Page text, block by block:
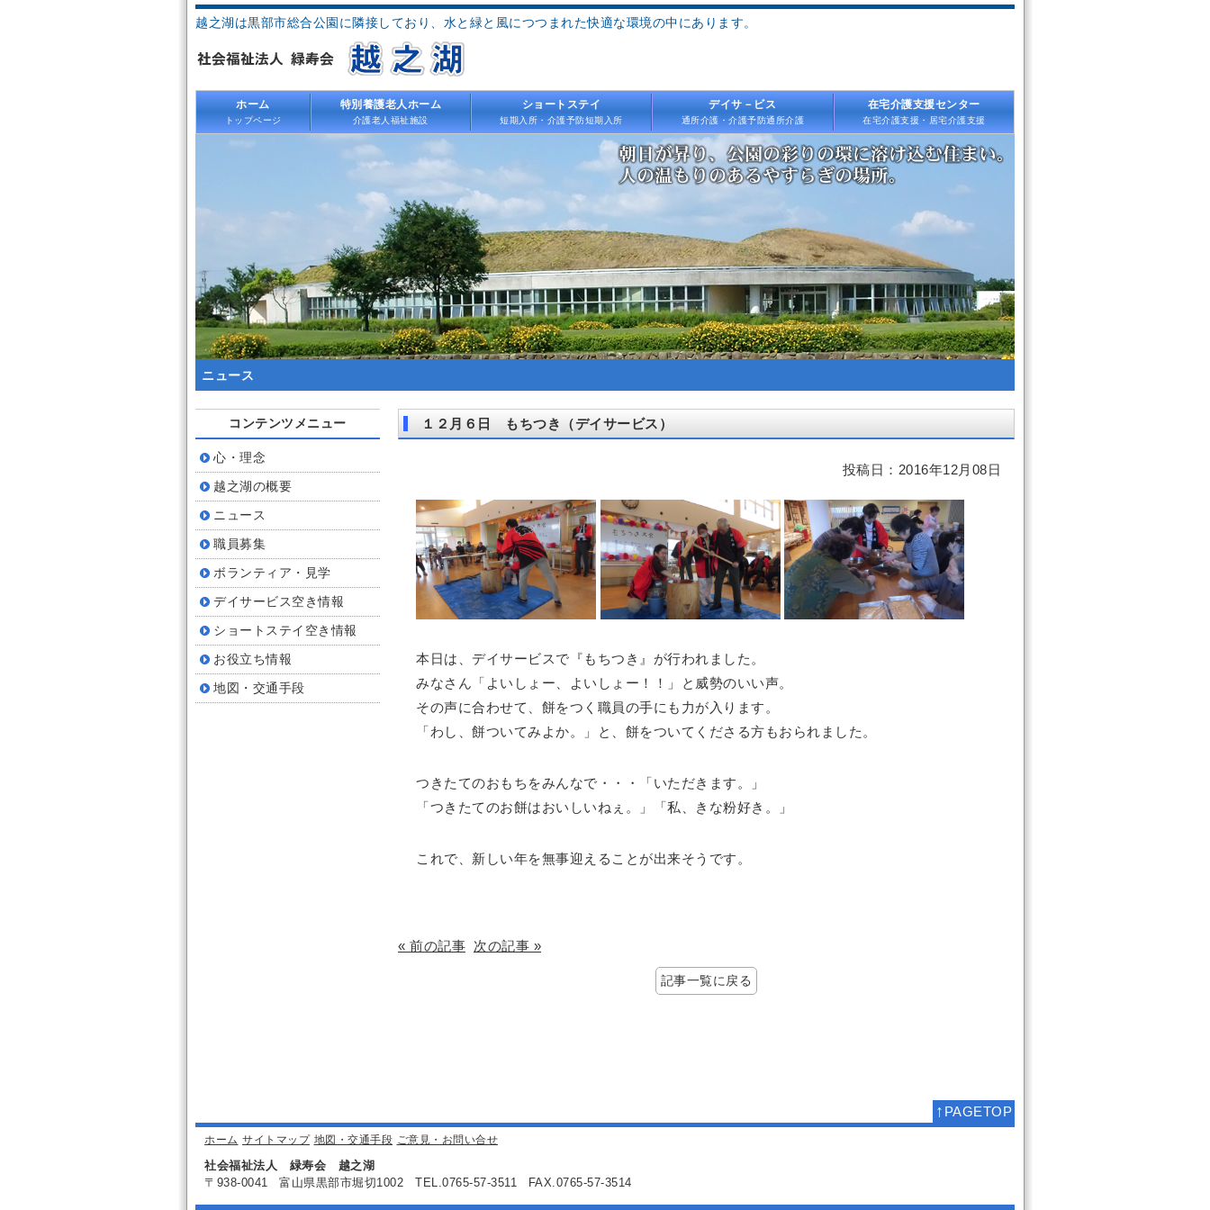
越之湖は黒部市総合公園に隣接しており、水と緑と風につつまれた快適な環境の中にあります。
ホーム
トップページ
特別養護老人ホーム
介護老人福祉施設
ショートステイ
短期入所・介護予防短期入所
デイサ－ビス
通所介護・介護予防通所介護
在宅介護支援センター
在宅介護支援・居宅介護支援
ニュース
１２月６日 もちつき（デイサービス）
投稿日：2016年12月08日
本日は、デイサービスで『もちつき』が行われました。
みなさん「よいしょー、よいしょー！！」と威勢のいい声。
その声に合わせて、餅をつく職員の手にも力が入ります。
「わし、餅ついてみよか。」と、餅をついてくださる方もおられました。
つきたてのおもちをみんなで・・・「いただきます。」
「つきたてのお餅はおいしいねぇ。」「私、きな粉好き。」
これで、新しい年を無事迎えることが出来そうです。
« 前の記事 次の記事 »
記事一覧に戻る
コンテンツメニュー
心・理念
越之湖の概要
ニュース
職員募集
ボランティア・見学
デイサービス空き情報
ショートステイ空き情報
お役立ち情報
地図・交通手段
↑ PAGETOP
ホーム サイトマップ 地図・交通手段 ご意見・お問い合せ
社会福祉法人 緑寿会 越之湖
〒938-0041
富山県黒部市堀切1002 TEL.0765-57-3511 FAX.0765-57-3514